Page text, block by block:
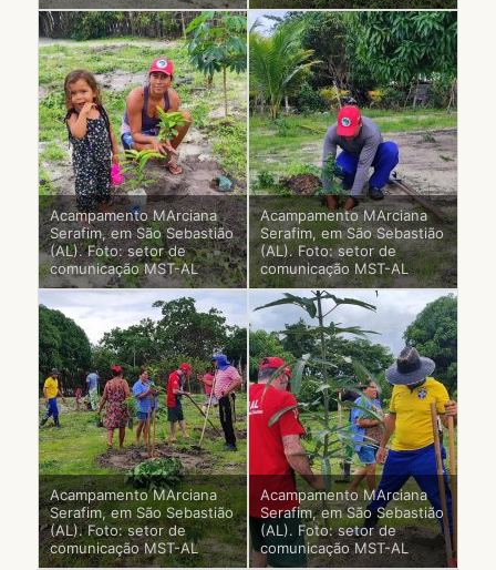
Acampamento MArciana
Serafim, em São Sebastião
(AL). Foto: setor de
comunicação MST-AL
Acampamento MArciana
Serafim, em São Sebastião
(AL). Foto: setor de
comunicação MST-AL
Acampamento MArciana
Serafim, em São Sebastião
(AL). Foto: setor de
comunicação MST-AL
Acampamento MArciana
Serafim, em São Sebastião
(AL). Foto: setor de
comunicação MST-AL